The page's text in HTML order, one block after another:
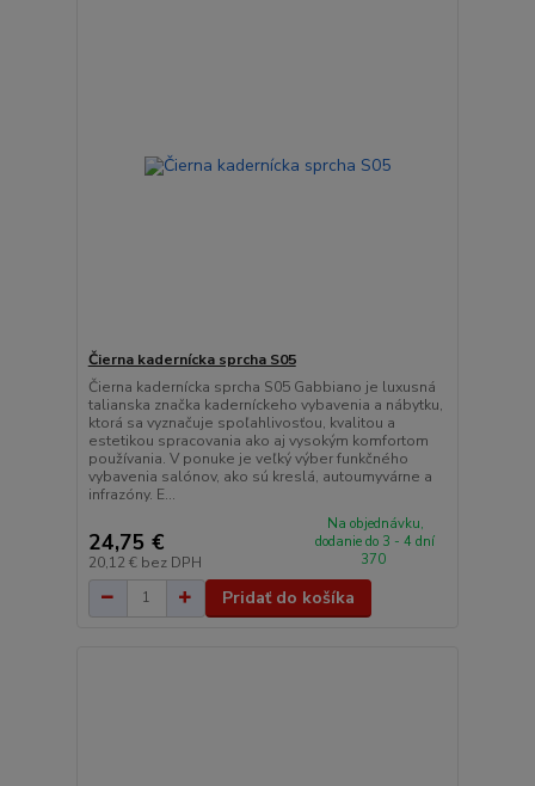
Čierna kadernícka sprcha S05
Čierna kadernícka sprcha S05 Gabbiano je luxusná
talianska značka kaderníckeho vybavenia a nábytku,
ktorá sa vyznačuje spoľahlivosťou, kvalitou a
estetikou spracovania ako aj vysokým komfortom
používania. V ponuke je veľký výber funkčného
vybavenia salónov, ako sú kreslá, autoumyvárne a
infrazóny. E...
24,75 €
20,12 € bez DPH
Na objednávku,
dodanie do 3 - 4 dní
370
Pridať do košíka